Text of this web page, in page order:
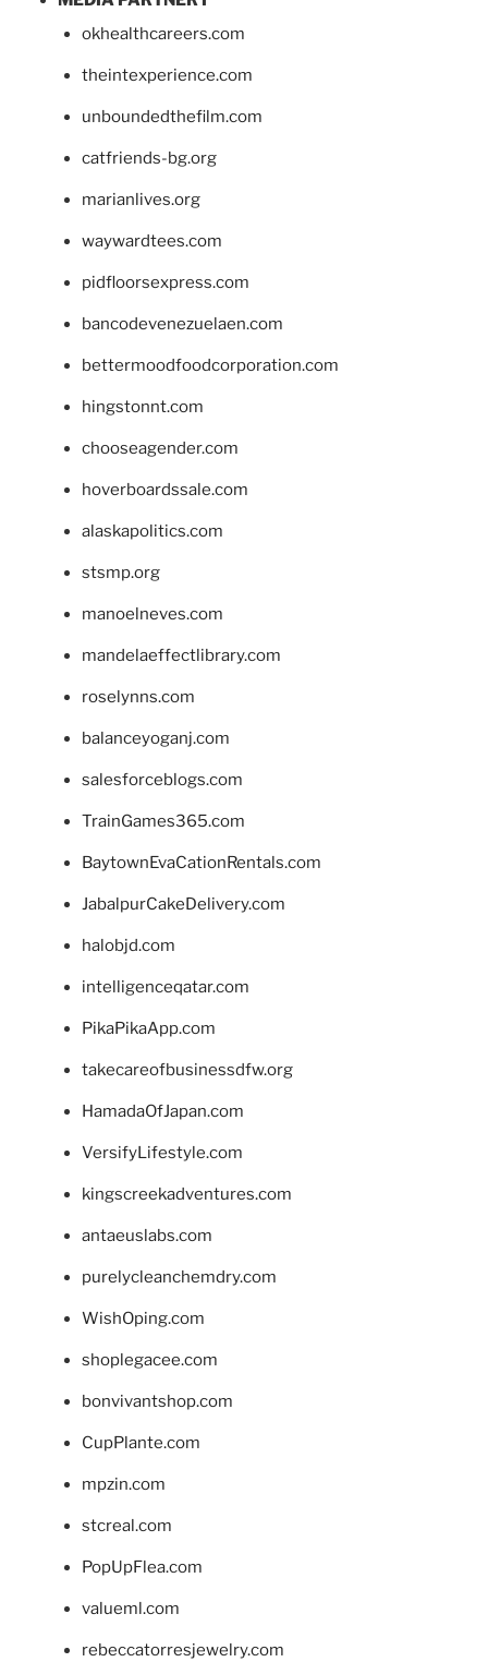
okhealthcareers.com
theintexperience.com
unboundedthefilm.com
catfriends-bg.org
marianlives.org
waywardtees.com
pidfloorsexpress.com
bancodevenezuelaen.com
bettermoodfoodcorporation.com
hingstonnt.com
chooseagender.com
hoverboardssale.com
alaskapolitics.com
stsmp.org
manoelneves.com
mandelaeffectlibrary.com
roselynns.com
balanceyoganj.com
salesforceblogs.com
TrainGames365.com
BaytownEvaCationRentals.com
JabalpurCakeDelivery.com
halobjd.com
intelligenceqatar.com
PikaPikaApp.com
takecareofbusinessdfw.org
HamadaOfJapan.com
VersifyLifestyle.com
kingscreekadventures.com
antaeuslabs.com
purelycleanchemdry.com
WishOping.com
shoplegacee.com
bonvivantshop.com
CupPlante.com
mpzin.com
stcreal.com
PopUpFlea.com
valueml.com
rebeccatorresjewelry.com